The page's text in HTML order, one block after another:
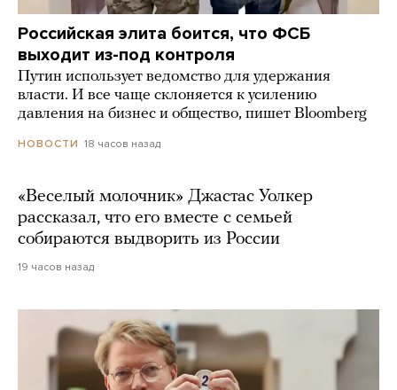
Российская элита боится, что ФСБ
выходит из-под контроля
Путин использует ведомство для удержания
власти. И все чаще склоняется к усилению
давления на бизнес и общество, пишет Bloomberg
НОВОСТИ 18 часов назад
«Веселый молочник» Джастас Уолкер
рассказал, что его вместе с семьей
собираются выдворить из России
19 часов назад